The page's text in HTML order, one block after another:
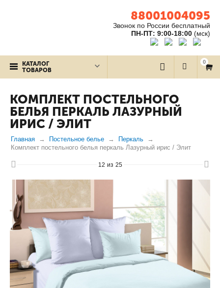
88001004095
Звонок по России бесплатный
ПН-ПТ: 9:00-18:00 (мск)
КАТАЛОГ
ТОВАРОВ
0
КОМПЛЕКТ ПОСТЕЛЬНОГО
БЕЛЬЯ ПЕРКАЛЬ ЛАЗУРНЫЙ
ИРИС / ЭЛИТ
Главная Постельное белье
Перкаль
Комплект постельного белья перкаль Лазурный ирис / Элит
12 из 25